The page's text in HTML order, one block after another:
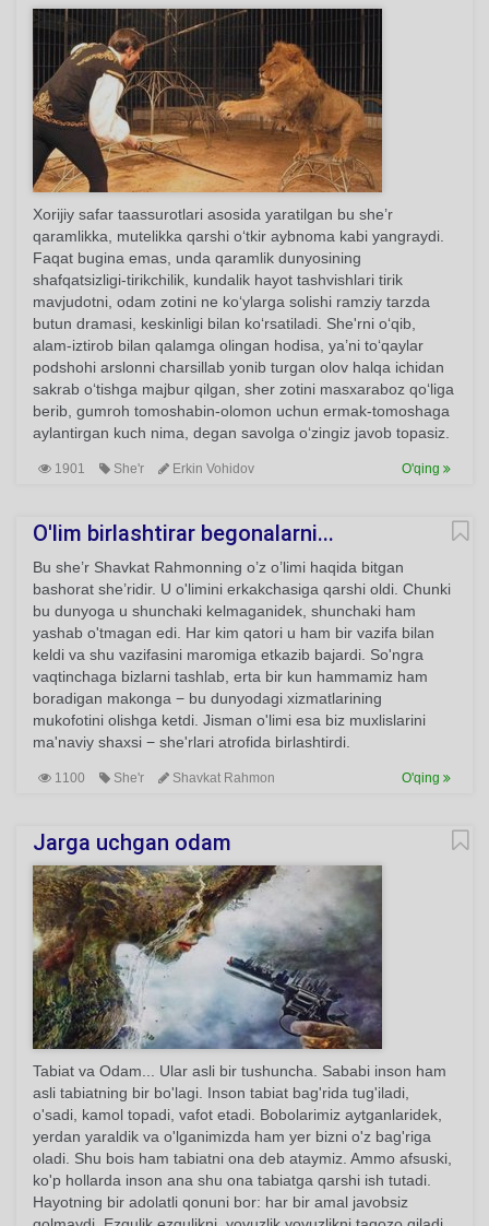
Xorijiy safar taassurotlari asosida yaratilgan bu she’r
qaramlikka, mutelikka qarshi o‘tkir aybnoma kabi yangraydi.
Faqat bugina emas, unda qaramlik dunyosining
shafqatsizligi-tirikchilik, kundalik hayot tashvishlari tirik
mavjudotni, odam zotini ne ko‘ylarga solishi ramziy tarzda
butun dramasi, keskinligi bilan ko‘rsatiladi. She'rni o‘qib,
alam-iztirob bilan qalamga olingan hodisa, ya’ni to‘qaylar
podshohi arslonni charsillab yonib turgan olov halqa ichidan
sakrab o‘tishga majbur qilgan, sher zotini masxaraboz qo‘liga
berib, gumroh tomoshabin-olomon uchun ermak-tomoshaga
aylantirgan kuch nima, degan savolga o‘zingiz javob topasiz.
1901 She'r Erkin Vohidov O'qing
O'lim birlashtirar begonalarni...
Bu she’r Shavkat Rahmonning o’z o’limi haqida bitgan
bashorat she’ridir. U o'limini erkakchasiga qarshi oldi. Chunki
bu dunyoga u shunchaki kelmaganidek, shunchaki ham
yashab o'tmagan edi. Har kim qatori u ham bir vazifa bilan
keldi va shu vazifasini maromiga etkazib bajardi. So'ngra
vaqtinchaga bizlarni tashlab, erta bir kun hammamiz ham
boradigan makonga − bu dunyodagi xizmatlarining
mukofotini olishga ketdi. Jisman o'limi esa biz muxlislarini
ma'naviy shaxsi − she'rlari atrofida birlashtirdi.
1100 She'r Shavkat Rahmon O'qing
Jarga uchgan odam
Tabiat va Odam... Ular asli bir tushuncha. Sababi inson ham
asli tabiatning bir bo'lagi. Inson tabiat bag'rida tug'iladi,
o'sadi, kamol topadi, vafot etadi. Bobolarimiz aytganlaridek,
yerdan yaraldik va o'lganimizda ham yer bizni o'z bag'riga
oladi. Shu bois ham tabiatni ona deb ataymiz. Ammo afsuski,
ko'p hollarda inson ana shu ona tabiatga qarshi ish tutadi.
Hayotning bir adolatli qonuni bor: har bir amal javobsiz